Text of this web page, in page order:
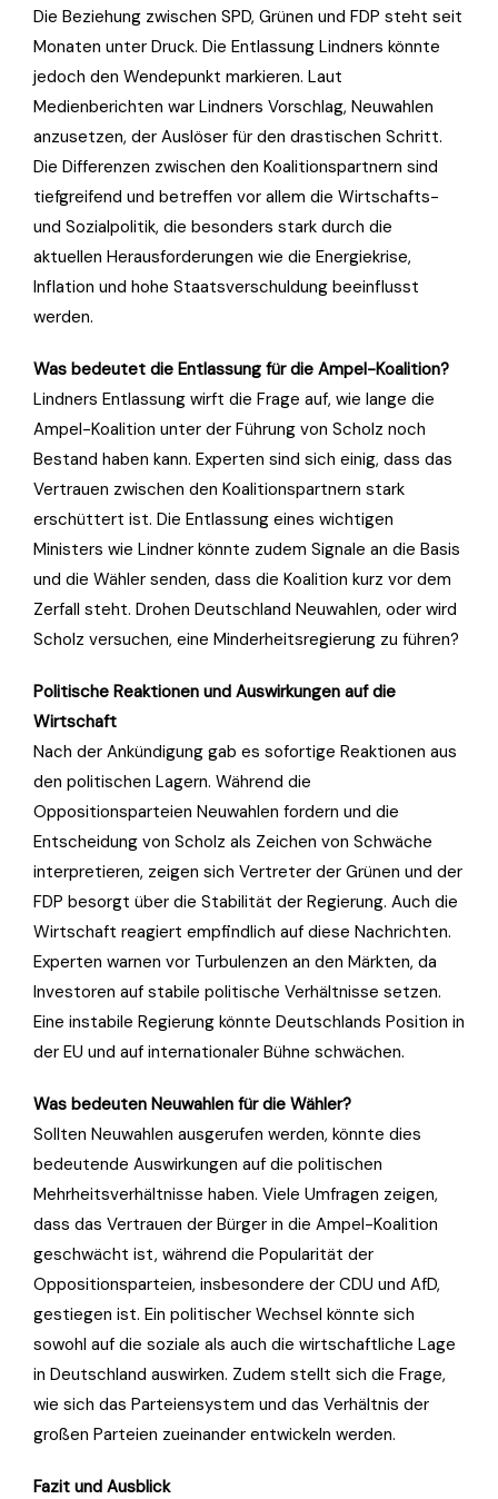
Die Beziehung zwischen SPD, Grünen und FDP steht seit
Monaten unter Druck. Die Entlassung Lindners könnte
jedoch den Wendepunkt markieren. Laut
Medienberichten war Lindners Vorschlag, Neuwahlen
anzusetzen, der Auslöser für den drastischen Schritt.
Die Differenzen zwischen den Koalitionspartnern sind
tiefgreifend und betreffen vor allem die Wirtschafts-
und Sozialpolitik, die besonders stark durch die
aktuellen Herausforderungen wie die Energiekrise,
Inflation und hohe Staatsverschuldung beeinflusst
werden.
Was bedeutet die Entlassung für die Ampel-Koalition?
Lindners Entlassung wirft die Frage auf, wie lange die
Ampel-Koalition unter der Führung von Scholz noch
Bestand haben kann. Experten sind sich einig, dass das
Vertrauen zwischen den Koalitionspartnern stark
erschüttert ist. Die Entlassung eines wichtigen
Ministers wie Lindner könnte zudem Signale an die Basis
und die Wähler senden, dass die Koalition kurz vor dem
Zerfall steht. Drohen Deutschland Neuwahlen, oder wird
Scholz versuchen, eine Minderheitsregierung zu führen?
Politische Reaktionen und Auswirkungen auf die
Wirtschaft
Nach der Ankündigung gab es sofortige Reaktionen aus
den politischen Lagern. Während die
Oppositionsparteien Neuwahlen fordern und die
Entscheidung von Scholz als Zeichen von Schwäche
interpretieren, zeigen sich Vertreter der Grünen und der
FDP besorgt über die Stabilität der Regierung. Auch die
Wirtschaft reagiert empfindlich auf diese Nachrichten.
Experten warnen vor Turbulenzen an den Märkten, da
Investoren auf stabile politische Verhältnisse setzen.
Eine instabile Regierung könnte Deutschlands Position in
der EU und auf internationaler Bühne schwächen.
Was bedeuten Neuwahlen für die Wähler?
Sollten Neuwahlen ausgerufen werden, könnte dies
bedeutende Auswirkungen auf die politischen
Mehrheitsverhältnisse haben. Viele Umfragen zeigen,
dass das Vertrauen der Bürger in die Ampel-Koalition
geschwächt ist, während die Popularität der
Oppositionsparteien, insbesondere der CDU und AfD,
gestiegen ist. Ein politischer Wechsel könnte sich
sowohl auf die soziale als auch die wirtschaftliche Lage
in Deutschland auswirken. Zudem stellt sich die Frage,
wie sich das Parteiensystem und das Verhältnis der
großen Parteien zueinander entwickeln werden.
Fazit und Ausblick